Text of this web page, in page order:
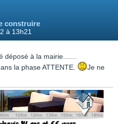
construire
à 13h21
déposé à la mairie.......
la phase ATTENTE.
Je ne